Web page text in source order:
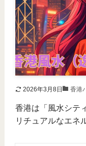
2026年3月8日 香港
香港は「風水シテ
リチュアルなエネ